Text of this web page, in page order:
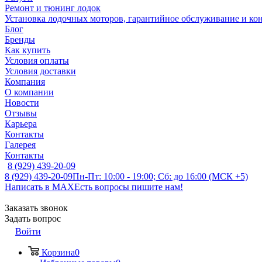
Ремонт и тюнинг лодок
Установка лодочных моторов, гарантийное обслуживание и
Блог
Бренды
Как купить
Условия оплаты
Условия доставки
Компания
О компании
Новости
Отзывы
Карьера
Контакты
Галерея
Контакты
8 (929) 439-20-09
8 (929) 439-20-09Пн-Пт: 10:00 - 19:00; Сб: до 16:00 (МСК +5)
Написать в MAXЕсть вопросы пишите нам!
Заказать звонок
Задать вопрос
Войти
Корзина0